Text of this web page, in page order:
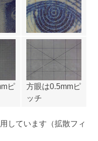
ピ
方眼は0.5mmピ
ッチ
しています（拡散フィ